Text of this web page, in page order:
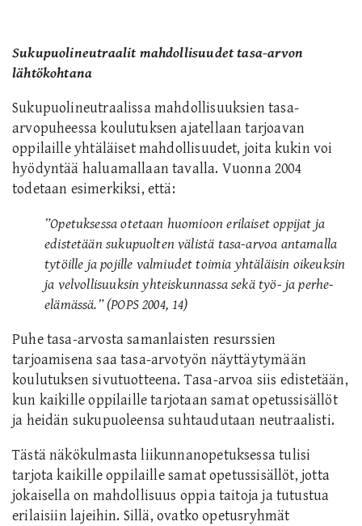
Sukupuolineutraalit mahdollisuudet tasa-arvon
lähtökohtana
Sukupuolineutraalissa mahdollisuuksien tasa-
arvopuheessa koulutuksen ajatellaan tarjoavan
oppilaille yhtäläiset mahdollisuudet, joita kukin voi
hyödyntää haluamallaan tavalla. Vuonna 2004
todetaan esimerkiksi, että:
”Opetuksessa otetaan huomioon erilaiset oppijat ja
edistetään sukupuolten välistä tasa-arvoa antamalla
tytöille ja pojille valmiudet toimia yhtäläisin oikeuksin
ja velvollisuuksin yhteiskunnassa sekä työ- ja perhe-
elämässä.” (POPS 2004, 14)
Puhe tasa-arvosta samanlaisten resurssien
tarjoamisena saa tasa-arvotyön näyttäytymään
koulutuksen sivutuotteena. Tasa-arvoa siis edistetään,
kun kaikille oppilaille tarjotaan samat opetussisällöt
ja heidän sukupuoleensa suhtaudutaan neutraalisti.
Tästä näkökulmasta liikunnanopetuksessa tulisi
tarjota kaikille oppilaille samat opetussisällöt, jotta
jokaisella on mahdollisuus oppia taitoja ja tutustua
erilaisiin lajeihin. Sillä, ovatko opetusryhmät